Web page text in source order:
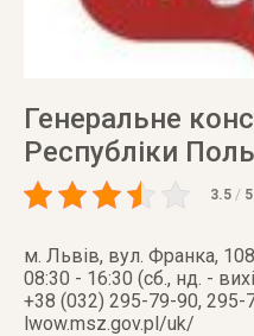
Генеральне
Республіки
3.5 / 5
м. Львів, вул. Франка, 108
08:30 - 16:30 (сб., нд. -
+38 (032) 295-79-90, 295-
lwow.msz.gov.pl/uk/